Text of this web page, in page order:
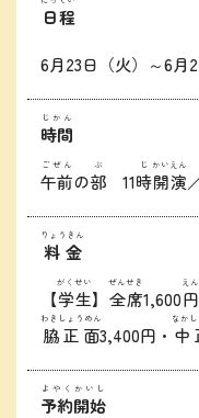
日程
6月23日（火）～6月
時間
じかん
午前
ごぜん
の部
ぶ
11時
じ
開演
かいえん
料金
りょうきん
【学生
がくせい
】 全席
ぜんせき
1,600円
えん
脇正面
わきしょうめん
3,400円・ 中
なか
予約開始
よやくかいし